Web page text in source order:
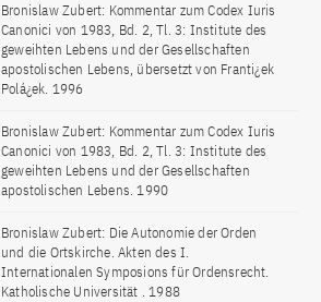
Bronislaw Zubert: Kommentar zum Codex Iuris
Canonici von 1983, Bd. 2, Tl. 3: Institute des
geweihten Lebens und der Gesellschaften
apostolischen Lebens, übersetzt von Franti¿ek
Polá¿ek. 1996
Bronislaw Zubert: Kommentar zum Codex Iuris
Canonici von 1983, Bd. 2, Tl. 3: Institute des
geweihten Lebens und der Gesellschaften
apostolischen Lebens. 1990
Bronislaw Zubert: Die Autonomie der Orden
und die Ortskirche. Akten des I.
Internationalen Symposions für Ordensrecht.
Katholische Universität . 1988